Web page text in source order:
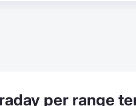
per range